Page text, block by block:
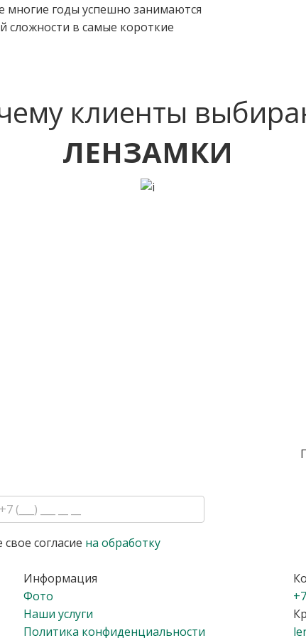
многие годы успешно занимаются
в самые короткие
клиенты
ЛЕНЗАМКИ
согласие на обработку
Информация
Фото
Наши услуги
Политика конфиденциальности